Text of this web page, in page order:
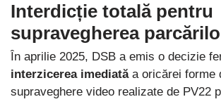
Interdicție totală pentru
supravegherea
În aprilie 2025, DSB a emis o decizie
interzicerea imediatăa oricărei forme
supraveghere video realizate de PV22